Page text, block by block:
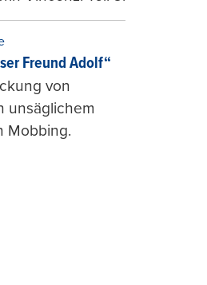
Freund Adolf“
von
unsäglichem
Mobbing.